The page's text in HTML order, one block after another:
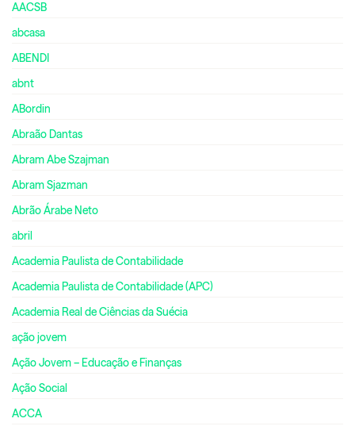
AACSB
abcasa
ABENDI
abnt
ABordin
Abraão Dantas
Abram Abe Szajman
Abram Sjazman
Abrão Árabe Neto
abril
Academia Paulista de Contabilidade
Academia Paulista de Contabilidade (APC)
Academia Real de Ciências da Suécia
ação jovem
Ação Jovem – Educação e Finanças
Ação Social
ACCA